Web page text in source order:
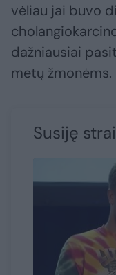
vėliau jai buvo
dažniausiai
metų žmonėms.
Susiję